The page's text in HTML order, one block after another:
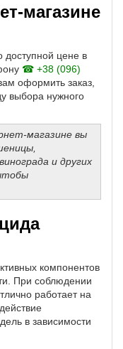
магазине
доступной цене в
☎ +38 (096)
оформить заказ,
выбора нужного
магазине вы
и других
компонентов
При соблюдении
работает на
в зависимости